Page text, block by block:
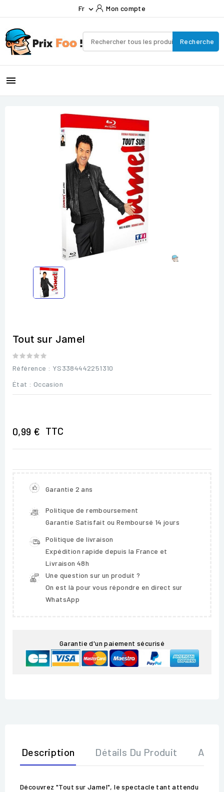
Fr  Mon compte
Recherche

Tout sur Jamel
Référence : YS3384442251310
État : Occasion
0,99 € TTC
Garantie 2 ans
Politique de remboursement
Garantie Satisfait ou Remboursé 14 jours
Politique de livraison
Expédition rapide depuis la France et
Livraison 48h
Une question sur un produit ?
On est là pour vous répondre en direct sur
WhatsApp
Garantie d'un paiement sécurisé
Description Détails Du Produit Avis
Découvrez "Tout sur Jamel", le spectacle tant attendu